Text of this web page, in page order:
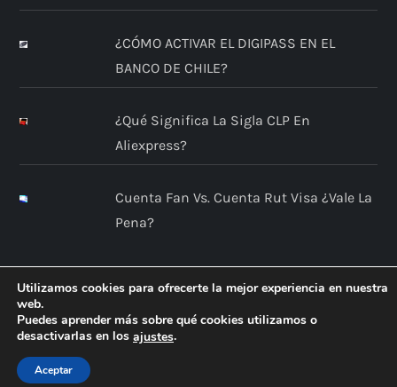
¿CÓMO ACTIVAR EL DIGIPASS EN EL
BANCO DE CHILE?
¿Qué Significa La Sigla CLP En
Aliexpress?
Cuenta Fan Vs. Cuenta Rut Visa ¿Vale La
Pena?
Utilizamos cookies para ofrecerte la mejor experiencia en nuestra
web.
Puedes aprender más sobre qué cookies utilizamos o
desactivarlas en los ajustes.
Aceptar